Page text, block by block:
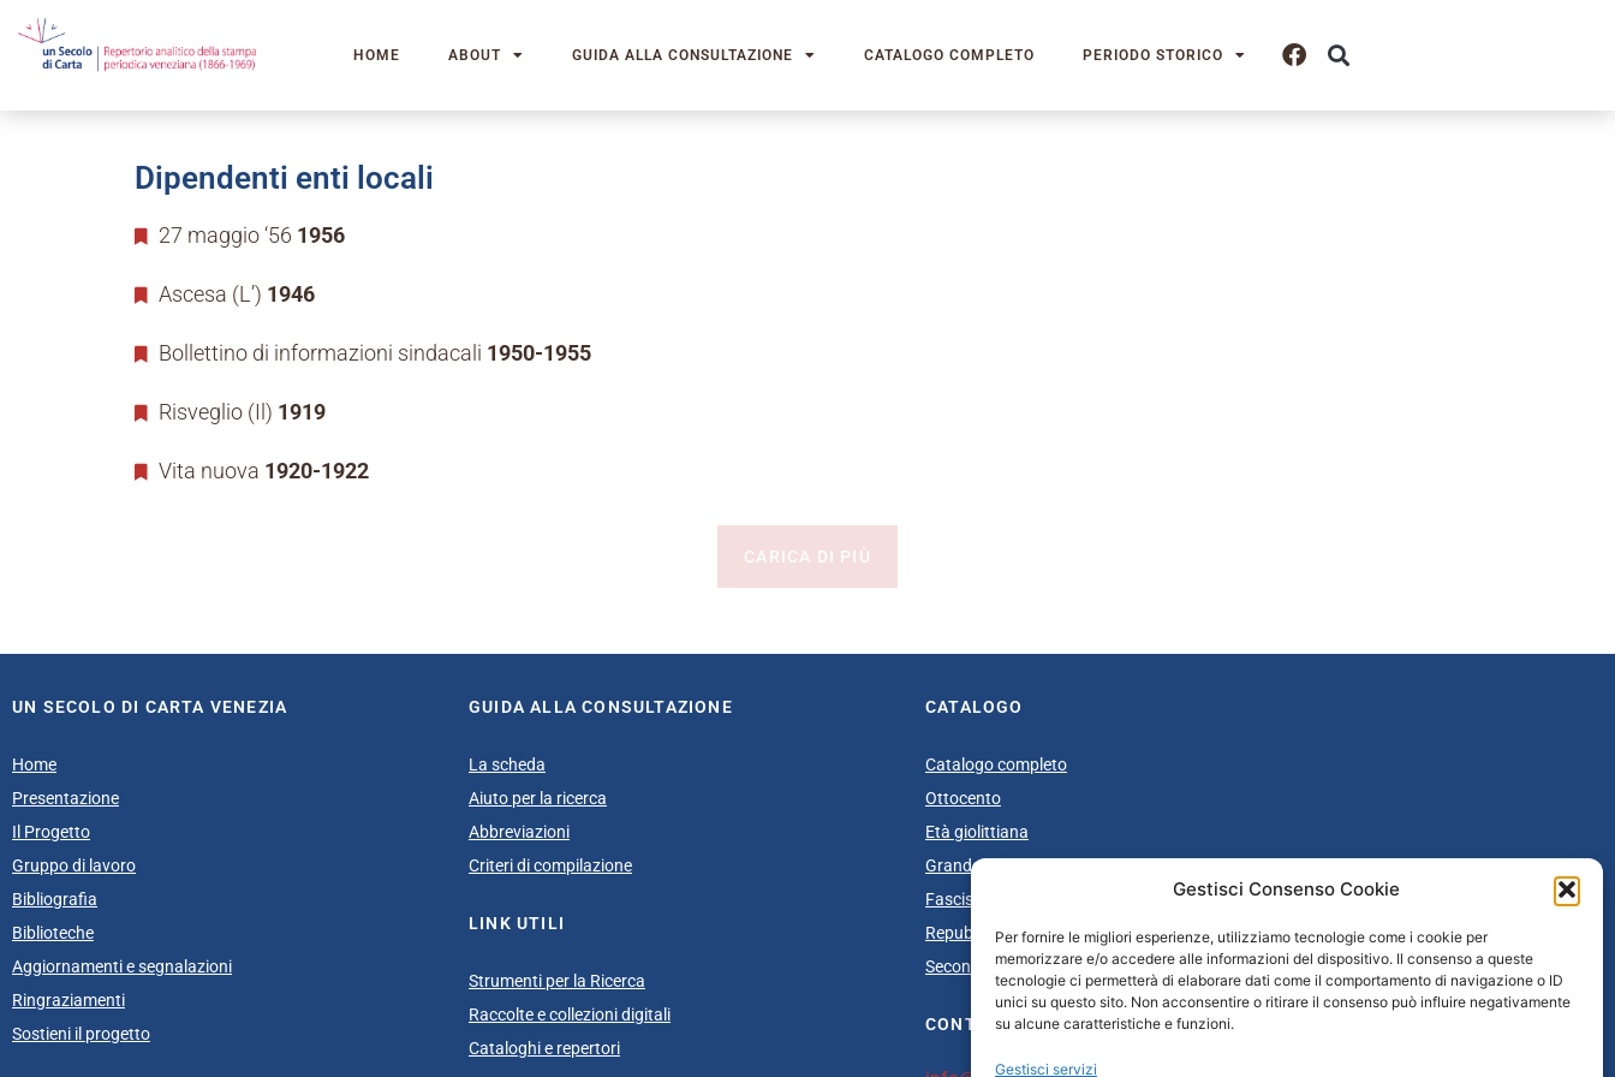
Gestisci Consenso Cookie
Per fornire le migliori esperienze, utilizziamo tecnologie come i cookie per
memorizzare e/o accedere alle informazioni del dispositivo. Il consenso a queste
tecnologie ci permetterà di elaborare dati come il comportamento di navigazione o ID
unici su questo sito. Non acconsentire o ritirare il consenso può influire negativamente
su alcune caratteristiche e funzioni.
Gestisci servizi
HOME ABOUT GUIDA ALLA CONSULTAZIONE CATALOGO COMPLETO PERIODO STORICO
Dipendenti enti locali
27 maggio ‘56 1956
Ascesa (L’) 1946
Bollettino di informazioni sindacali 1950-1955
Risveglio (Il) 1919
Vita nuova 1920-1922
CARICA DI PIÙ
UN SECOLO DI CARTA VENEZIA
Home
Presentazione
Il Progetto
Gruppo di lavoro
Bibliografia
Biblioteche
Aggiornamenti e segnalazioni
Ringraziamenti
Sostieni il progetto
GUIDA ALLA CONSULTAZIONE
La scheda
Aiuto per la ricerca
Abbreviazioni
Criteri di compilazione
LINK UTILI
Strumenti per la Ricerca
Raccolte e collezioni digitali
Cataloghi e repertori
CATALOGO
Catalogo completo
Ottocento
Età giolittiana
Grande Guerra e dopoguerra
Fascismo
Repubblica Sociale Italiana
Secondo dopoguerra / Età repubblicana
CONTATTI